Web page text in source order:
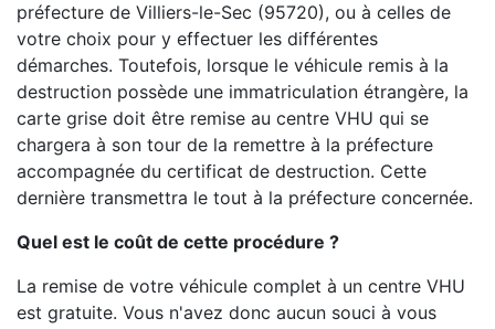
préfecture de Villiers-le-Sec (95720), ou à celles de
votre choix pour y effectuer les différentes
démarches. Toutefois, lorsque le véhicule remis à la
destruction possède une immatriculation étrangère, la
carte grise doit être remise au centre VHU qui se
chargera à son tour de la remettre à la préfecture
accompagnée du certificat de destruction. Cette
dernière transmettra le tout à la préfecture concernée.
Quel est le coût de cette procédure ?
La remise de votre véhicule complet à un centre VHU
est gratuite. Vous n'avez donc aucun souci à vous